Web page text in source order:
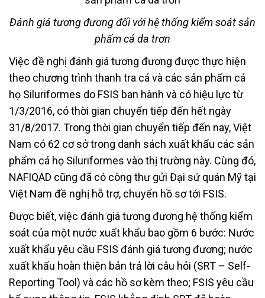
Đánh giá tương đương đối với hệ thống kiểm soát sản
phẩm cá da trơn
Việc đề nghị đánh giá tương đương được thực hiện
theo chương trình thanh tra cá và các sản phẩm cá
họ Siluriformes do FSIS ban hành và có hiệu lực từ
1/3/2016, có thời gian chuyển tiếp đến hết ngày
31/8/2017. Trong thời gian chuyển tiếp đến nay, Việt
Nam có 62 cơ sở trong danh sách xuất khẩu các sản
phẩm cá họ Siluriformes vào thị trường này. Cùng đó,
NAFIQAD cũng đã có công thư gửi Đại sứ quán Mỹ tại
Việt Nam đề nghị hỗ trợ, chuyển hồ sơ tới FSIS.
Được biết, việc đánh giá tương đương hệ thống kiểm
soát của một nước xuất khẩu bao gồm 6 bước: Nước
xuất khẩu yêu cầu FSIS đánh giá tương đương; nước
xuất khẩu hoàn thiện bản trả lời câu hỏi (SRT – Self-
Reporting Tool) và các hồ sơ kèm theo; FSIS yêu cầu